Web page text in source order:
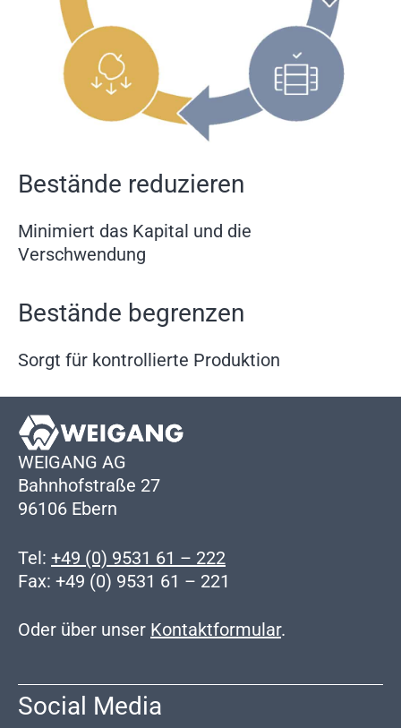
Bestände reduzieren
Minimiert das Kapital und die
Verschwendung
Bestände begrenzen
Sorgt für kontrollierte Produktion
WEIGANG AG
Bahnhofstraße 27
96106 Ebern
Tel: +49 (0) 9531 61 – 222
Fax: +49 (0) 9531 61 – 221
Oder über unser Kontaktformular.
Social Media